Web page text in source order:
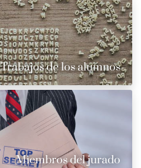
Trabajos de los alumnos
Miembros del jurado